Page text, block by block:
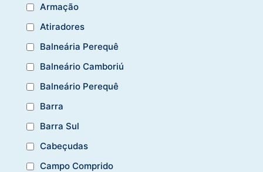
Armação
Atiradores
Balneária Perequê
Balneário Camboriú
Balneário Perequê
Barra
Barra Sul
Cabeçudas
Campo Comprido